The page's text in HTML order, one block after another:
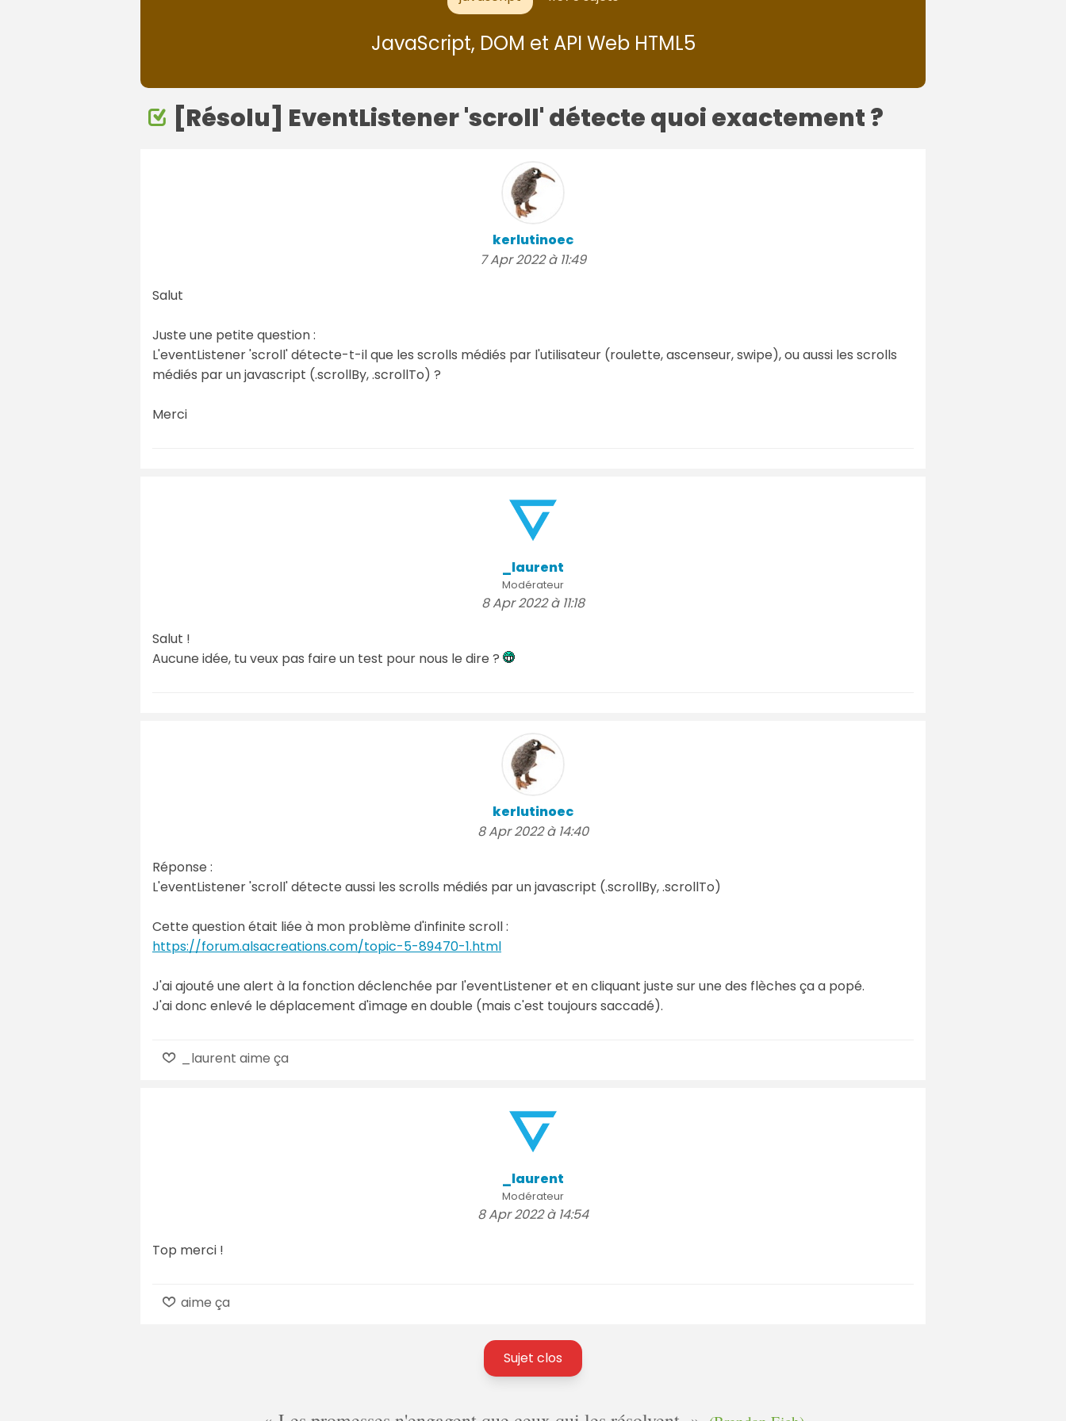
JavaScript, DOM et API Web HTML5
[Résolu] EventListener 'scroll' détecte quoi exactement ?
kerlutinoec
7 Apr 2022 à 11:49
Salut
Juste une petite question :
L'eventListener 'scroll' détecte-t-il que les scrolls médiés par l'utilisateur (roulette, ascenseur, swipe), ou aussi les scrolls
médiés par un javascript (.scrollBy, .scrollTo) ?
Merci
_laurent
Modérateur
8 Apr 2022 à 11:18
Salut !
Aucune idée, tu veux pas faire un test pour nous le dire ?
kerlutinoec
8 Apr 2022 à 14:40
Réponse :
L'eventListener 'scroll' détecte aussi les scrolls médiés par un javascript (.scrollBy, .scrollTo)
Cette question était liée à mon problème d'infinite scroll :
https://forum.alsacreations.com/topic-5-89470-1.html
J'ai ajouté une alert à la fonction déclenchée par l'eventListener et en cliquant juste sur une des flèches ça a popé.
J'ai donc enlevé le déplacement d'image en double (mais c'est toujours saccadé).
_laurent aime ça
_laurent
Modérateur
8 Apr 2022 à 14:54
Top merci !
aime ça
Sujet clos